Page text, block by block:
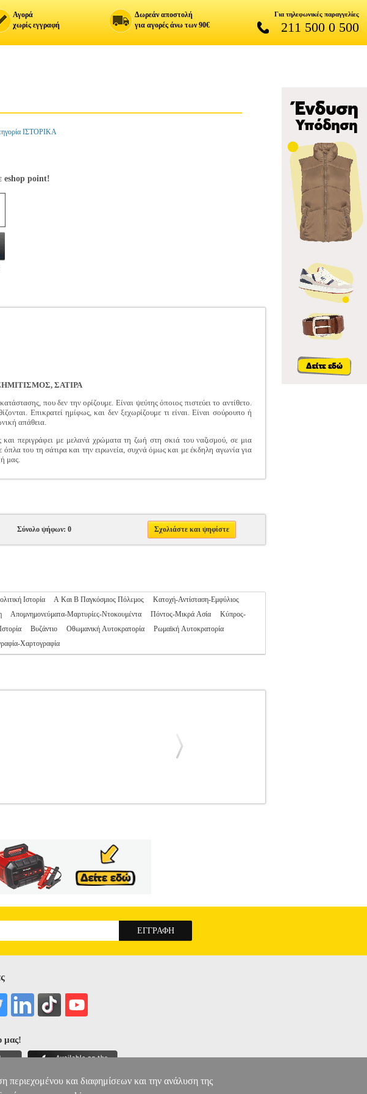
Αγορά
χωρίς εγγραφή
Δωρεάν αποστολή
για αγορές άνω των 90€
Για τηλεφωνικές παραγγελίες
211 500 0 500
ΙΣΤΟΡΙΚΑ
eshop point!
ΣΑΤΙΡΑ
που δεν την ορίζουμε. Είναι ψεύτης όποιος πιστεύει το αντίθετο.
Επικρατεί ημίφως, και δεν ξεχωρίζουμε τι είναι. Είναι σούρουπο ή
απάθεια.
περιγράφει με μελανά χρώματα τη ζωή στη σκιά του ναζισμού, σε μια
του τη σάτιρα και την ειρωνεία, συχνά όμως και με έκδηλη αγωνία για
μας.
Σύνολο ψήφων: 0 Σχολιάστε και ψηφίστε
Ιστορία Α Και Β Παγκόσμιος Πόλεμος
Κατοχή-Αντίσταση-Εμφύλιος
Απομνημονεύματα-Μαρτυρίες-Ντοκουμέντα Πόντος-Μικρά Ασία
Κύπρος-
Βυζάντιο Οθωμανική Αυτοκρατορία
Ρωμαϊκή Αυτοκρατορία
Χαρτογραφία
ορίζουμε. Είναι ψεύτης όποιος πιστεύει το αντίθετο. Σχήματα και
Επικρατεί ημίφως, και δεν ξεχωρίζουμε τι είναι. Είναι σούρουπο ή
κοινωνική απάθεια. Στα χρονογραφήματα του ο Kurt Tucholsky
ζωή στη σκιά του ναζισμού, σε μια χρονική περίοδο όπου η τέχνη
την ειρωνεία, συχνά όμως και με έκδηλη αγωνία για το μέλλον,
με τη δική μας.
μας!
περιεχομένου και διαφημίσεων και την ανάλυση της